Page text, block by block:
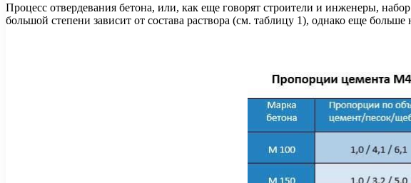
Процесс отвердевания бетона, или, как еще говорят строители и инженеры,
большой степени зависит от состава раствора (см. таблицу 1), однако еще